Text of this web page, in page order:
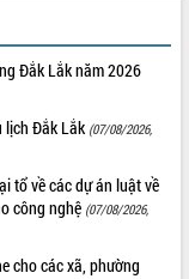
Đắk Lắk năm 2026
lịch Đắk Lắk (07/08/2026,
tổ về các dự án luật về
công nghệ (07/08/2026,
cho các xã, phường